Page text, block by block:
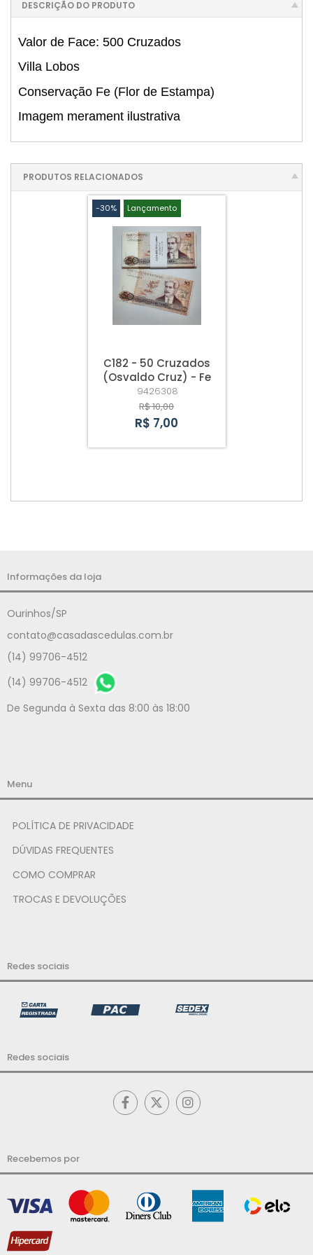
DESCRIÇÃO DO PRODUTO
Valor de Face: 500 Cruzados
Villa Lobos
Conservação Fe (Flor de Estampa)
Imagem merament ilustrativa
PRODUTOS RELACIONADOS
-30% Lançamento
C182 - 50 Cruzados
(Osvaldo Cruz) - Fe
9426308
R$ 10,00
R$ 7,00
Informações da loja
Ourinhos/SP
contato@casadascedulas.com.br
(14) 99706-4512
(14) 99706-4512
De Segunda à Sexta das 8:00 às 18:00
Menu
POLÍTICA DE PRIVACIDADE
DÚVIDAS FREQUENTES
COMO COMPRAR
TROCAS E DEVOLUÇÕES
Redes sociais
Redes sociais
Recebemos por